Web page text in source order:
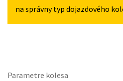
4X100
na správny typ dojazdového
Parametre kolesa